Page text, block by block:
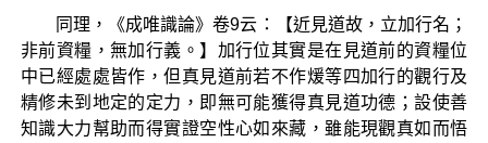
同理，《成唯識論》卷9云：【近見道故，立加行名；
非前資糧，無加行義。】加行位其實是在見道前的資糧位
中已經處處皆作，但真見道前若不作煖等四加行的觀行及
精修未到地定的定力，即無可能獲得真見道功德；設使善
知識大力幫助而得實證空性心如來藏，雖能現觀真如而悟